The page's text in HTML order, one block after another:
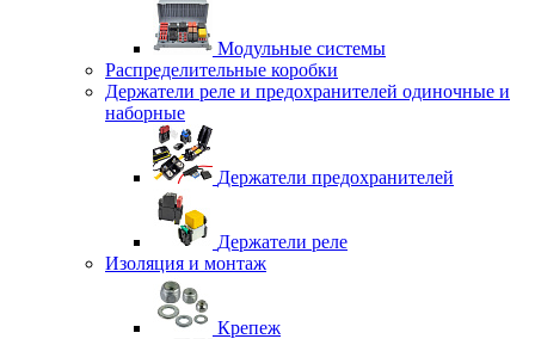
Модульные системы
Распределительные коробки
Держатели реле и предохранителей одиночные и
наборные
Держатели предохранителей
Держатели реле
Изоляция и монтаж
Крепеж